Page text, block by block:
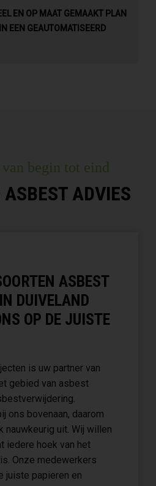
EN OP MAAT GEMAAKT PLAN
EEN GEAUTOMATISEERD
begin tot eind
ASBEST ADVIES
ASBEST
DUIVELAND
OP DE JUISTE
is uw partner van
gebied van asbest
ons bovenaan, daarom
nauwkeurig uit. Wij willen
iedere hoek van het
Onze medewerkers
juiste papieren en